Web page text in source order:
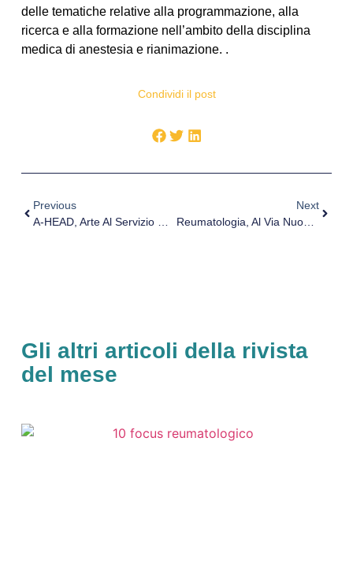
delle tematiche relative alla programmazione, alla
ricerca e alla formazione nell’ambito della disciplina
medica di anestesia e rianimazione. .
Condividi il post
Previous
Next
Reumatologia, Al Via Nuove Unità Dipartimentali. Intervista Alla Presidente ASIMAR Perinetto
Gli altri articoli della rivista
del mese